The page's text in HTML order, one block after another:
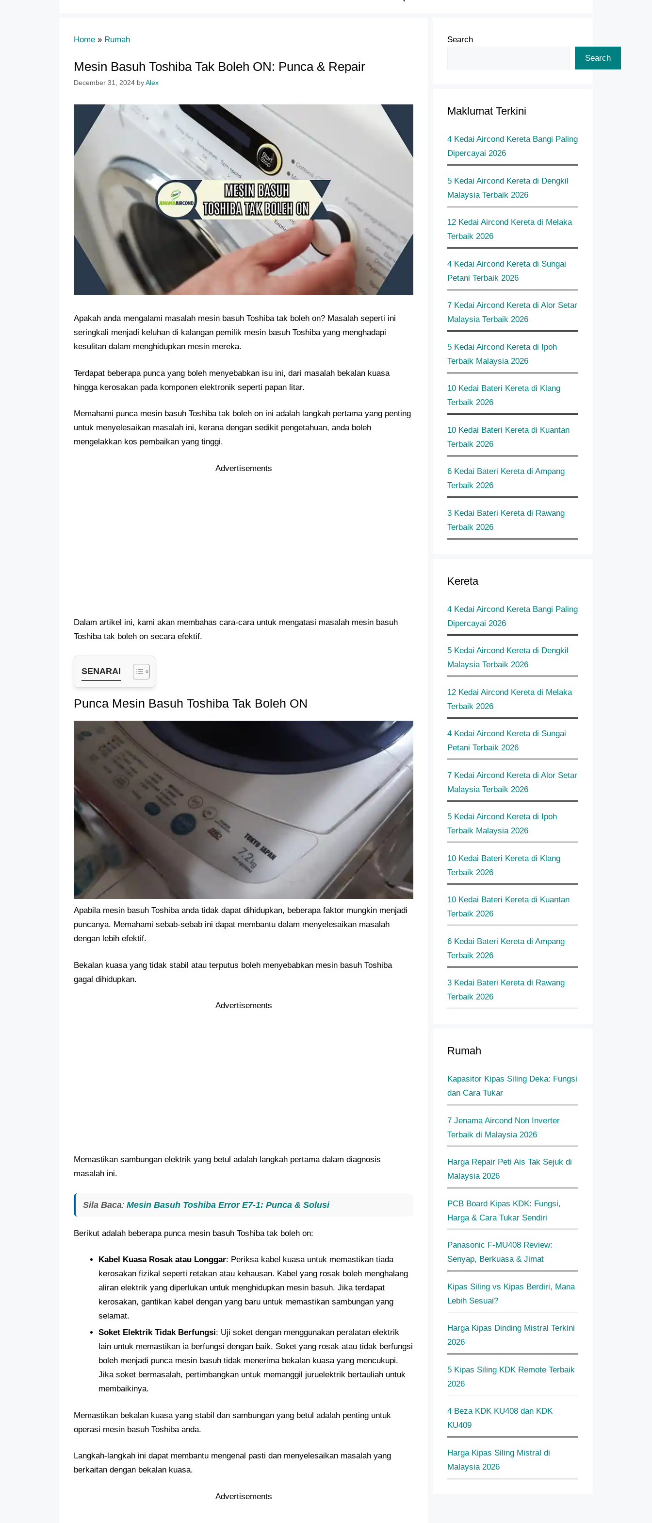
Home » Rumah
Mesin Basuh Toshiba Tak Boleh ON: Punca & Repair
December 31, 2024 byAlex
Apakah anda mengalami masalah mesin basuh Toshiba tak boleh on? Masalah seperti ini
seringkali menjadi keluhan di kalangan pemilik mesin basuh Toshiba yang menghadapi
kesulitan dalam menghidupkan mesin mereka.
Terdapat beberapa punca yang boleh menyebabkan isu ini, dari masalah bekalan kuasa
hingga kerosakan pada komponen elektronik seperti papan litar.
Memahami punca mesin basuh Toshiba tak boleh on ini adalah langkah pertama yang penting
untuk menyelesaikan masalah ini, kerana dengan sedikit pengetahuan, anda boleh
mengelakkan kos pembaikan yang tinggi.
Advertisements
Dalam artikel ini, kami akan membahas cara-cara untuk mengatasi masalah mesin basuh
Toshiba tak boleh on secara efektif.
SENARAI
Punca Mesin Basuh Toshiba Tak Boleh ON
Apabila mesin basuh Toshiba anda tidak dapat dihidupkan, beberapa faktor mungkin menjadi
puncanya. Memahami sebab-sebab ini dapat membantu dalam menyelesaikan masalah
dengan lebih efektif.
Bekalan kuasa yang tidak stabil atau terputus boleh menyebabkan mesin basuh Toshiba
gagal dihidupkan.
Advertisements
Memastikan sambungan elektrik yang betul adalah langkah pertama dalam diagnosis
masalah ini.
Sila Baca: Mesin Basuh Toshiba Error E7-1: Punca & Solusi
Berikut adalah beberapa punca mesin basuh Toshiba tak boleh on:
Kabel Kuasa Rosak atau Longgar: Periksa kabel kuasa untuk memastikan tiada
kerosakan fizikal seperti retakan atau kehausan. Kabel yang rosak boleh menghalang
aliran elektrik yang diperlukan untuk menghidupkan mesin basuh. Jika terdapat
kerosakan, gantikan kabel dengan yang baru untuk memastikan sambungan yang
selamat.
Soket Elektrik Tidak Berfungsi: Uji soket dengan menggunakan peralatan elektrik
lain untuk memastikan ia berfungsi dengan baik. Soket yang rosak atau tidak berfungsi
boleh menjadi punca mesin basuh tidak menerima bekalan kuasa yang mencukupi.
Jika soket bermasalah, pertimbangkan untuk memanggil juruelektrik bertauliah untuk
membaikinya.
Memastikan bekalan kuasa yang stabil dan sambungan yang betul adalah penting untuk
operasi mesin basuh Toshiba anda.
Langkah-langkah ini dapat membantu mengenal pasti dan menyelesaikan masalah yang
berkaitan dengan bekalan kuasa.
Advertisements
Search
Search
Maklumat Terkini
4 Kedai Aircond Kereta Bangi Paling
Dipercayai 2026
5 Kedai Aircond Kereta di Dengkil
Malaysia Terbaik 2026
12 Kedai Aircond Kereta di Melaka
Terbaik 2026
4 Kedai Aircond Kereta di Sungai
Petani Terbaik 2026
7 Kedai Aircond Kereta di Alor Setar
Malaysia Terbaik 2026
5 Kedai Aircond Kereta di Ipoh
Terbaik Malaysia 2026
10 Kedai Bateri Kereta di Klang
Terbaik 2026
10 Kedai Bateri Kereta di Kuantan
Terbaik 2026
6 Kedai Bateri Kereta di Ampang
Terbaik 2026
3 Kedai Bateri Kereta di Rawang
Terbaik 2026
Kereta
4 Kedai Aircond Kereta Bangi Paling
Dipercayai 2026
5 Kedai Aircond Kereta di Dengkil
Malaysia Terbaik 2026
12 Kedai Aircond Kereta di Melaka
Terbaik 2026
4 Kedai Aircond Kereta di Sungai
Petani Terbaik 2026
7 Kedai Aircond Kereta di Alor Setar
Malaysia Terbaik 2026
5 Kedai Aircond Kereta di Ipoh
Terbaik Malaysia 2026
10 Kedai Bateri Kereta di Klang
Terbaik 2026
10 Kedai Bateri Kereta di Kuantan
Terbaik 2026
6 Kedai Bateri Kereta di Ampang
Terbaik 2026
3 Kedai Bateri Kereta di Rawang
Terbaik 2026
Rumah
Kapasitor Kipas Siling Deka: Fungsi
dan Cara Tukar
7 Jenama Aircond Non Inverter
Terbaik di Malaysia 2026
Harga Repair Peti Ais Tak Sejuk di
Malaysia 2026
PCB Board Kipas KDK: Fungsi,
Harga & Cara Tukar Sendiri
Panasonic F-MU408 Review:
Senyap, Berkuasa & Jimat
Kipas Siling vs Kipas Berdiri, Mana
Lebih Sesuai?
Harga Kipas Dinding Mistral Terkini
2026
5 Kipas Siling KDK Remote Terbaik
2026
4 Beza KDK KU408 dan KDK
KU409
Harga Kipas Siling Mistral di
Malaysia 2026